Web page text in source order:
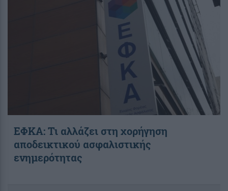
ΕΦΚΑ: Τι αλλάζει στη χορήγηση
αποδεικτικού ασφαλιστικής
ενημερότητας